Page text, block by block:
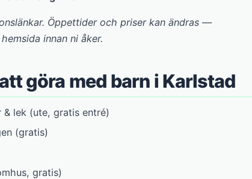
Öppettider och priser kan ändras —
innan ni åker.
göra med barn i Karlstad
lek (ute, gratis entré)
(gratis)
gratis)